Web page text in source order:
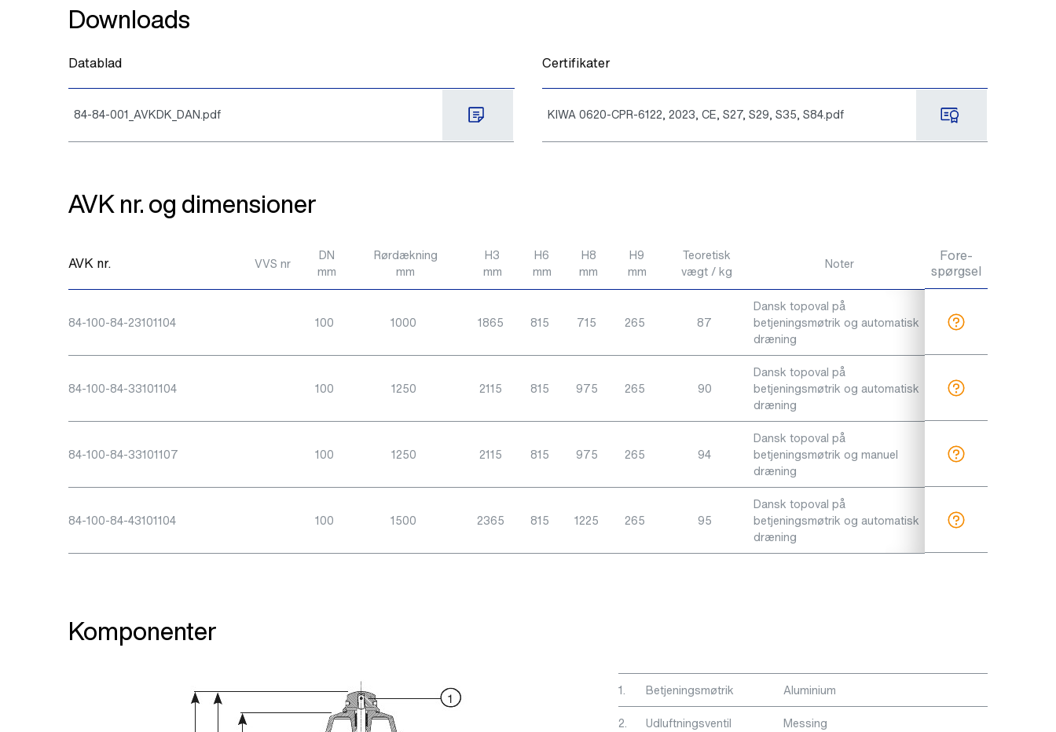
Downloads
Datablad
84-84-001_AVKDK_DAN.pdf
Certifikater
KIWA 0620-CPR-6122, 2023, CE, S27, S29, S35, S84.pdf
AVK nr. og dimensioner
AVK nr. VVS nr
DN
mm
Rørdækning
mm
H3
mm
H6
mm
H8
mm
H9
mm
Teoretisk
vægt / kg
Noter
84-100-84-23101104 100 1000 1865 815 715 265 87
Dansk topoval på
betjeningsmøtrik og automatisk
dræning
84-100-84-33101104 100 1250 2115 815 975 265 90
Dansk topoval på
betjeningsmøtrik og automatisk
dræning
84-100-84-33101107 100 1250 2115 815 975 265 94
Dansk topoval på
betjeningsmøtrik og manuel
dræning
84-100-84-43101104 100 1500 2365 815 1225 265 95
Dansk topoval på
betjeningsmøtrik og automatisk
dræning
Fore-
spørgsel
Komponenter
1. Betjeningsmøtrik
Aluminium
2.
Udluftningsventil
Messing